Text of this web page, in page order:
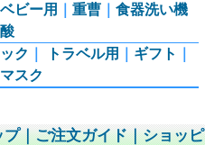
ベビー用 ｜重曹 ｜食器洗い機
ク トラベル用 ギフト
マスク
プ｜ご注文ガイド｜ショッピ